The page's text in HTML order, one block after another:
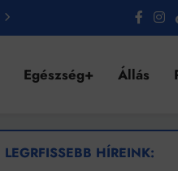
Egészség+ Állás
LEGRFISSEBB HÍREINK: